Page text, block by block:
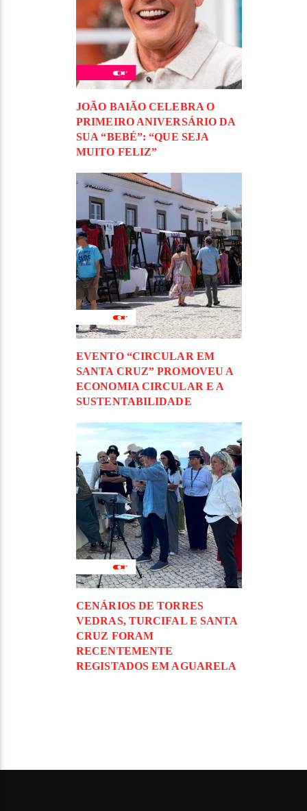
JOÃO BAIÃO CELEBRA O
PRIMEIRO ANIVERSÁRIO DA
SUA “BEBÉ”: “QUE SEJA
MUITO FELIZ”
EVENTO “CIRCULAR EM
SANTA CRUZ” PROMOVEU A
ECONOMIA CIRCULAR E A
SUSTENTABILIDADE
CENÁRIOS DE TORRES
VEDRAS, TURCIFAL E SANTA
CRUZ FORAM
RECENTEMENTE
REGISTADOS EM AGUARELA